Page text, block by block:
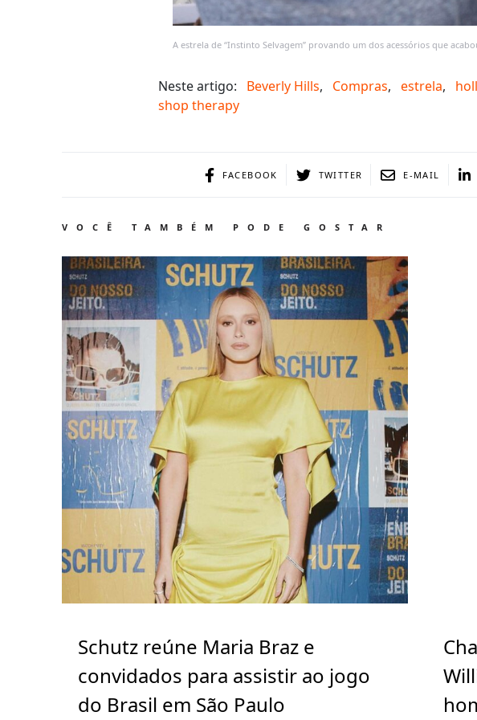
A estrela de “Instinto Selvagem” provando um dos acessórios que
Neste artigo: Beverly Hills, Compras, estrela,
shop therapy
FACEBOOK TWITTER E-MAIL
VOCÊ TAMBÉM PODE GOSTAR
Schutz reúne Maria Braz e
convidados para assistir ao jogo
do Brasil em São Paulo